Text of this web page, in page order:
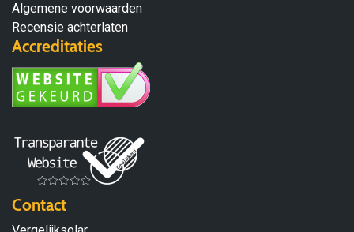
Algemene voorwaarden
Recensie achterlaten
Accreditaties
Contact